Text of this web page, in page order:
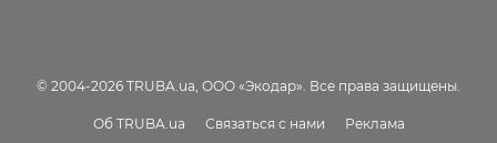
© 2004-2026 TRUBA.ua, ООО «Экодар». Все права защищены.
Об TRUBA.ua Связаться с нами Реклама